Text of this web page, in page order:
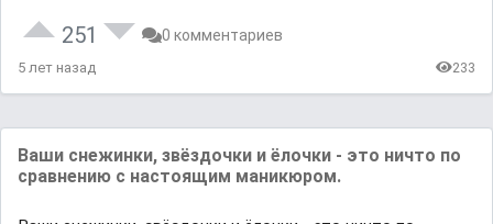
251 0 комментариев
5 лет назад 233
Ваши снежинки, звёздочки и ёлочки - это ничто по
сравнению с настоящим маникюром.